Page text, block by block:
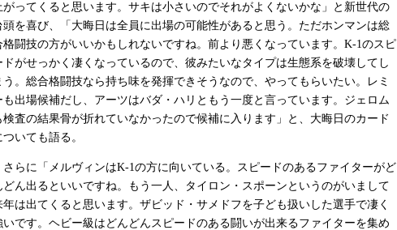
がってくると思います。サキは小さいのでそれがよくないかな」と新世代の
頭を喜び、「大晦日は全員に出場の可能性があると思う。ただホンマンは総
格闘技の方がいいかもしれないですね。前より悪くなっています。K-1のスピ
ドがせっかく凄くなっているので、彼みたいなタイプは生態系を破壊してし
う。総合格闘技なら持ち味を発揮できそうなので、やってもらいたい。レミ
も出場候補だし、アーツはバダ・ハリともう一度と言っています。ジェロム
検査の結果骨が折れていなかったので候補に入ります」と、大晦日のカード
ついても語る。
らに「メルヴィンはK-1の方に向いている。スピードのあるファイターがど
どん出るといいですね。もう一人、タイロン・スポーンというのがいまして
年は出てくると思います。ザビッド・サメドフを子ども扱いした選手で凄く
いです。ヘビー級はどんどんスピードのある闘いが出来るファイターを集め